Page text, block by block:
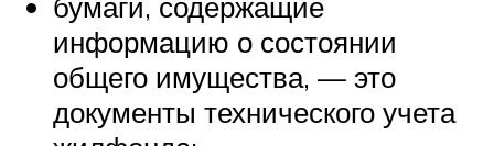
информацию о состоянии
общего имущества, — это
документы технического учета